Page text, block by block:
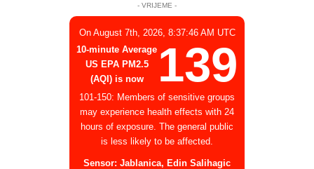
- VRIJEME -
On August 7th, 2026, 8:37:46 AM UTC
10-minute Average
US EPA PM2.5
(AQI) is now
139
101-150: Members of sensitive groups
may experience health effects with 24
hours of exposure. The general public
is less likely to be affected.
Sensor: Jablanica, Edin Salihagic